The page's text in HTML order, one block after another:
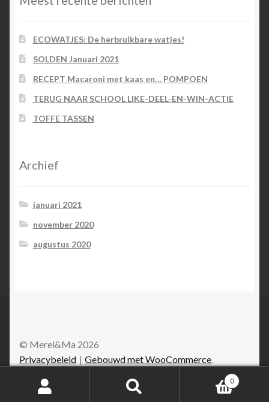
ECOWATJES: De herbruikbare watjes!
SOLDEN Januari 2021
RECEPT Macaroni met kaas en… POMPOEN
TERUG NAAR SCHOOL LIKE-DEEL-EN-WIN-ACTIE
TOFFE TASSEN
Archief
januari 2021
november 2020
augustus 2020
© Merel&Ma 2026
Privacybeleid
Gebouwd met WooCommerce.
0